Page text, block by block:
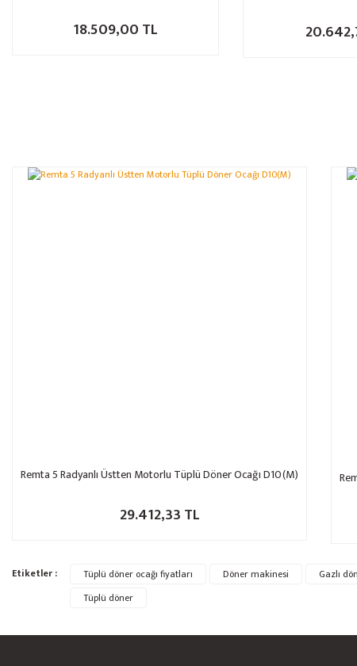
18.509,00 TL
Remta 5 Radyanlı Üstten Motorlu Tüplü Döner Ocağı D10(M)
29.412,33 TL
Etiketler : Tüplü döner ocağı fiyatları Döner makinesi Gazlı
Tüplü döner